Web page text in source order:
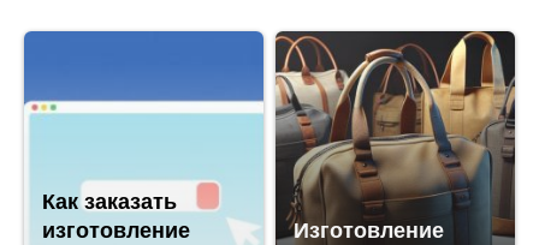
Как заказать
изготовление
Изготовление